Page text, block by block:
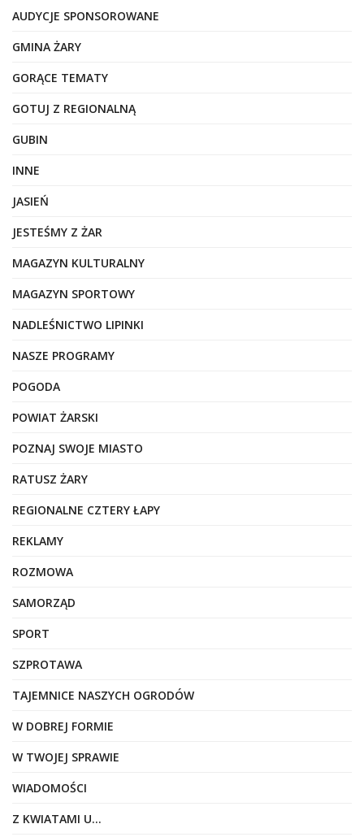
AUDYCJE SPONSOROWANE
GMINA ŻARY
GORĄCE TEMATY
GOTUJ Z REGIONALNĄ
GUBIN
INNE
JASIEŃ
JESTEŚMY Z ŻAR
MAGAZYN KULTURALNY
MAGAZYN SPORTOWY
NADLEŚNICTWO LIPINKI
NASZE PROGRAMY
POGODA
POWIAT ŻARSKI
POZNAJ SWOJE MIASTO
RATUSZ ŻARY
REGIONALNE CZTERY ŁAPY
REKLAMY
ROZMOWA
SAMORZĄD
SPORT
SZPROTAWA
TAJEMNICE NASZYCH OGRODÓW
W DOBREJ FORMIE
W TWOJEJ SPRAWIE
WIADOMOŚCI
Z KWIATAMI U…